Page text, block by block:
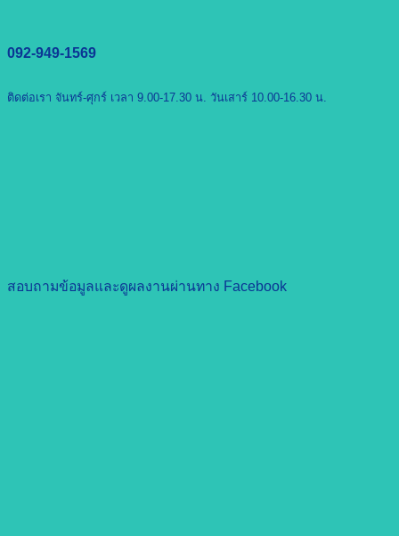
092-949-1569
ติดต่อเรา จันทร์-ศุกร์ เวลา 9.00-17.30 น. วันเสาร์ 10.00-16.30 น.
สอบถามข้อมูลและดูผลงานผ่านทาง Facebook